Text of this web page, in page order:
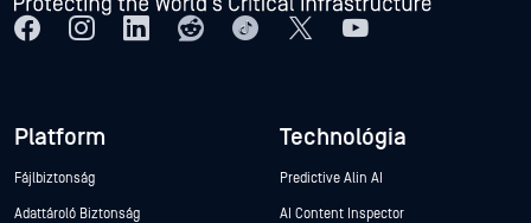
Platform
Fájlbiztonság
Adattároló Biztonság
Technológia
Predictive Alin AI
AI Content Inspector